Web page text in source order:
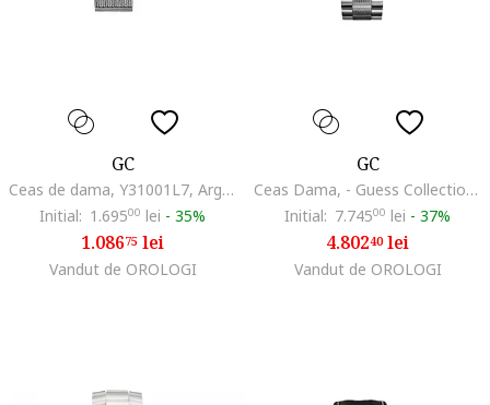
GC
Ceas de dama, Y31001L7, Argintiu
Initial: 1.69500 lei - 35%
1.08675 lei
Vandut de OROLOGI
GC
Ceas Dama, - Guess Collection, Sport Class A70103L1
Initial: 7.74500 lei - 37%
4.80240lei
Vandut de OROLOGI